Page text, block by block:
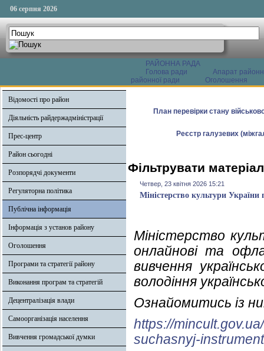
06 серпня 2026
РАЙОННА РАДА
Голова ради
Апарат
районної ради
Оголошення
Відомості про район
Діяльність райдержадміністрації
Прес-центр
Район сьогодні
Розпорядчі документи
Регуляторна політика
Публічна інформація
Інформація з установ району
Оголошення
Програми та стратегії району
Виконання програм та стратегій
Децентралізація влади
Самоорганізація населення
Вивчення громадської думки
План перевірки стану
Реєстр галузевих
Фільтрувати
Четвер, 23 квітня 2026 15:21
Міністерство культури України
Міністерство
онлайнові та
вивчення
володіння
Ознайомитись із
https://
suchasnyj-